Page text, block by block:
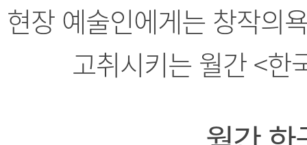
현장 예술인에게는 창작의
고취시키는 월간 <한